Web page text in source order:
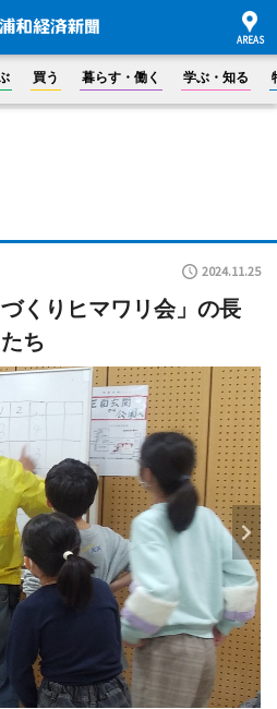
買う 暮らす・働く 学ぶ・知る
2024.11.25
くりヒマワリ会」の長
ち